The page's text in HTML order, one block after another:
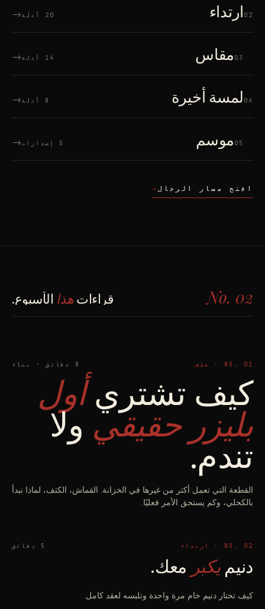
02 ارتداء 20 أدلة →
03 مقاس 14 أدلة →
04 لمسة أخيرة 8 أدلة →
05 موسم 5 إصدارات →
افتح مسار الرجال →
No. 02 قراءات هذا الأسبوع.
NO. 01 · ملف 8 دقائق · بناء
كيف تشتري أول
بليزر حقيقي ولا
تندم.
القطعة التي تعمل أكثر من غيرها في الخزانة. القماش، الكتف، لماذا نبدأ
بالكحلي، وكم يستحق الأمر فعليًا.
NO. 02 · ارتداء 5 دقائق
دنيم يكبر معك.
كيف تختار دنيم خام مرة واحدة وتلبسه لعقد كامل.